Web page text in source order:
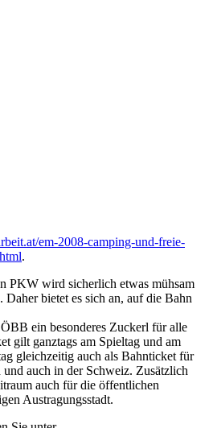
em-2008-camping-und-freie-
.
PKW wird sicherlich etwas mühsam
Daher bietet es sich an, auf die Bahn
ein besonderes Zuckerl für alle
gilt ganztags am Spieltag und am
gleichzeitig auch als Bahnticket für
auch in der Schweiz. Zusätzlich
auch für die öffentlichen
Austragungsstadt.